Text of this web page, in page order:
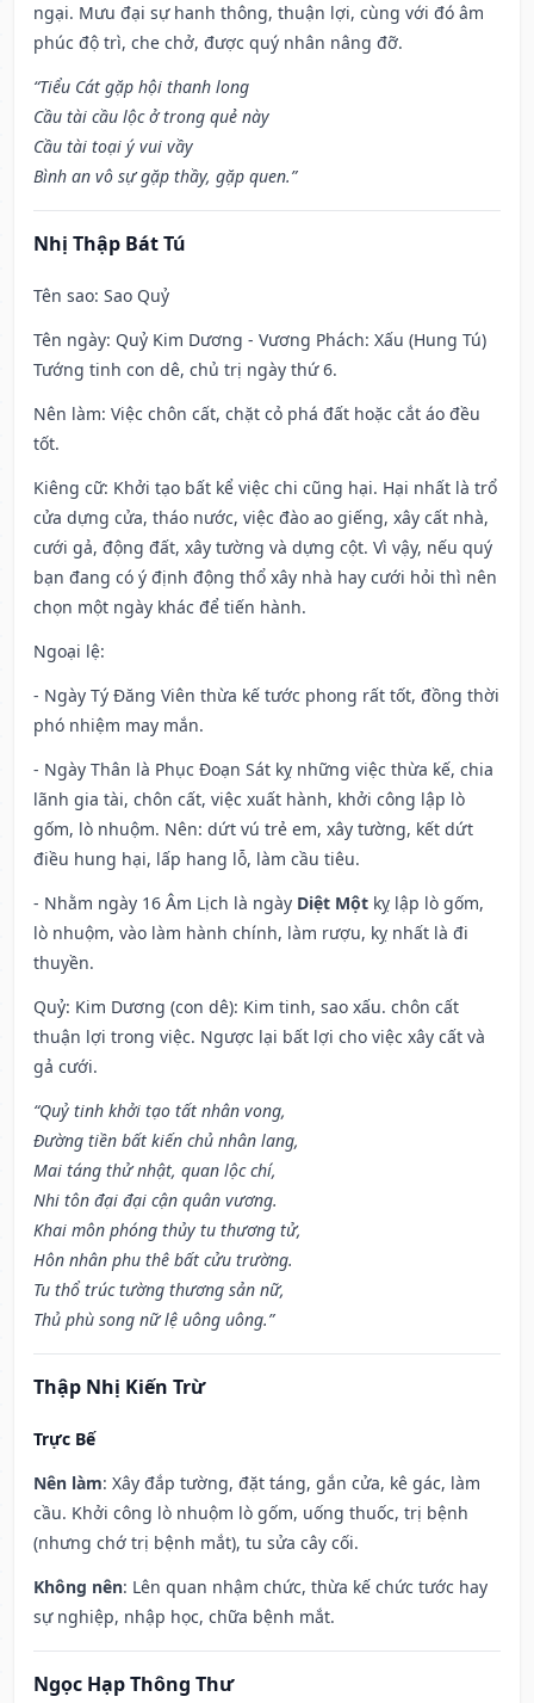
ngại. Mưu đại sự hanh thông, thuận lợi, cùng với đó âm
phúc độ trì, che chở, được quý nhân nâng đỡ.
“Tiểu Cát gặp hội thanh long
Cầu tài cầu lộc ở trong quẻ này
Cầu tài toại ý vui vầy
Bình an vô sự gặp thầy, gặp quen.”
Nhị Thập Bát Tú
Tên sao: Sao Quỷ
Tên ngày: Quỷ Kim Dương - Vương Phách: Xấu (Hung Tú)
Tướng tinh con dê, chủ trị ngày thứ 6.
Nên làm: Việc chôn cất, chặt cỏ phá đất hoặc cắt áo đều
tốt.
Kiêng cữ: Khởi tạo bất kể việc chi cũng hại. Hại nhất là trổ
cửa dựng cửa, tháo nước, việc đào ao giếng, xây cất nhà,
cưới gả, động đất, xây tường và dựng cột. Vì vậy, nếu quý
bạn đang có ý định động thổ xây nhà hay cưới hỏi thì nên
chọn một ngày khác để tiến hành.
Ngoại lệ:
- Ngày Tý Đăng Viên thừa kế tước phong rất tốt, đồng thời
phó nhiệm may mắn.
- Ngày Thân là Phục Đoạn Sát kỵ những việc thừa kế, chia
lãnh gia tài, chôn cất, việc xuất hành, khởi công lập lò
gốm, lò nhuộm. Nên: dứt vú trẻ em, xây tường, kết dứt
điều hung hại, lấp hang lỗ, làm cầu tiêu.
- Nhằm ngày 16 Âm Lịch là ngày Diệt Một kỵ lập lò gốm,
lò nhuộm, vào làm hành chính, làm rượu, kỵ nhất là đi
thuyền.
Quỷ: Kim Dương (con dê): Kim tinh, sao xấu. chôn cất
thuận lợi trong việc. Ngược lại bất lợi cho việc xây cất và
gả cưới.
“Quỷ tinh khởi tạo tất nhân vong,
Đường tiền bất kiến chủ nhân lang,
Mai táng thử nhật, quan lộc chí,
Nhi tôn đại đại cận quân vương.
Khai môn phóng thủy tu thương tử,
Hôn nhân phu thê bất cửu trường.
Tu thổ trúc tường thương sản nữ,
Thủ phù song nữ lệ uông uông.”
Thập Nhị Kiến Trừ
Trực Bế
Nên làm: Xây đắp tường, đặt táng, gắn cửa, kê gác, làm
cầu. Khởi công lò nhuộm lò gốm, uống thuốc, trị bệnh
(nhưng chớ trị bệnh mắt), tu sửa cây cối.
Không nên: Lên quan nhậm chức, thừa kế chức tước hay
sự nghiệp, nhập học, chữa bệnh mắt.
Ngọc Hạp Thông Thư